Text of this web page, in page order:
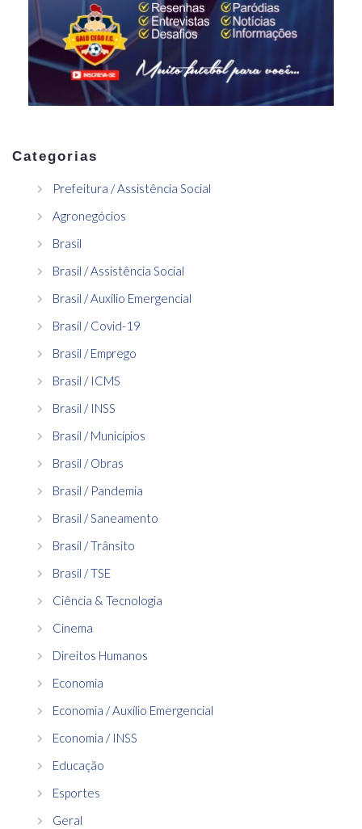
Categorias
Prefeitura / Assistência Social
Agronegócios
Brasil
Brasil / Assistência Social
Brasil / Auxílio Emergencial
Brasil / Covid-19
Brasil / Emprego
Brasil / ICMS
Brasil / INSS
Brasil / Municípios
Brasil / Obras
Brasil / Pandemia
Brasil / Saneamento
Brasil / Trânsito
Brasil / TSE
Ciência & Tecnologia
Cinema
Direitos Humanos
Economia
Economia / Auxílio Emergencial
Economia / INSS
Educação
Esportes
Geral